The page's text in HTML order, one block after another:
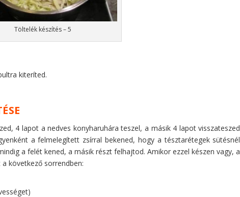
Töltelék készítés – 5
kiteríted.
4 lapot a nedves konyharuhára teszel, a másik 4 lapot visszateszed
a felmelegített zsírral bekened, hogy a tésztarétegek sütésnél
a felét kened, a másik részt felhajtod. Amikor ezzel készen vagy, a
következő sorrendben: